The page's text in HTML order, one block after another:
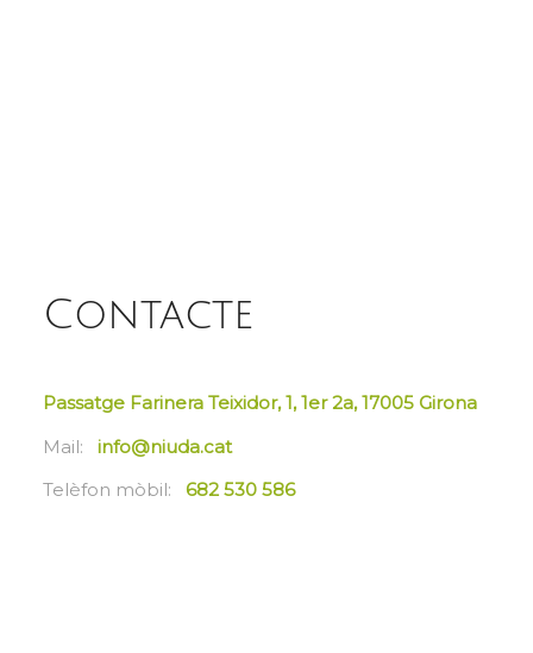
Contacte
Passatge Farinera Teixidor, 1, 1er 2a, 17005 Girona
Mail: info@niuda.cat
Telèfon mòbil:
682 530 586